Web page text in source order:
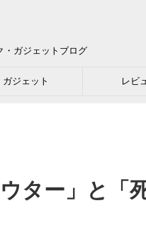
・ガジェットブログ
ガジェット レビ
ター」と「